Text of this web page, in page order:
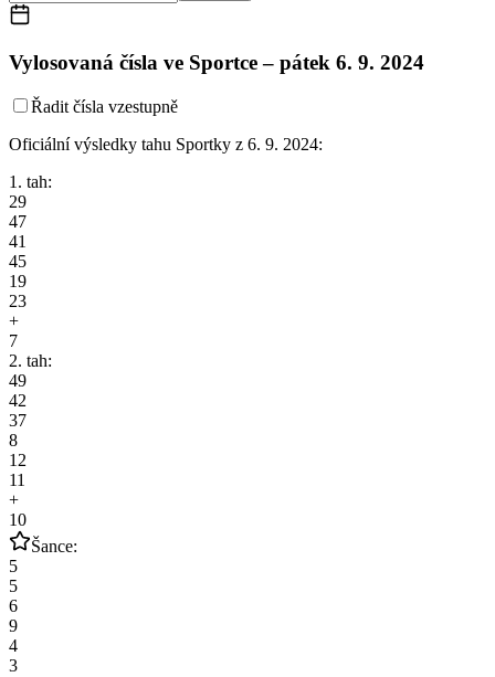
Vylosovaná čísla ve Sportce – pátek 6. 9. 2024
Řadit čísla vzestupně
Oficiální výsledky tahu Sportky z 6. 9. 2024:
1. tah:
29
47
41
45
19
23
+
7
2. tah:
49
42
37
8
12
11
+
10
Šance:
5
5
6
9
4
3